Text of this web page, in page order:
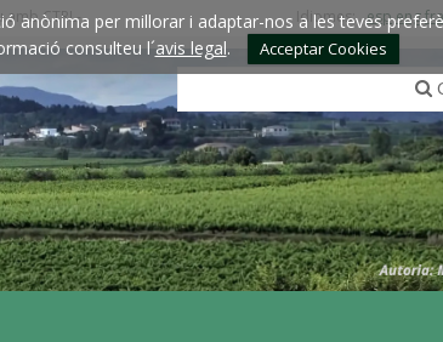
per millorar i adaptar-nos a les teves
consulteu l´avis legal. Acceptar Cookies
CTRL- Idiomes:esp engfra